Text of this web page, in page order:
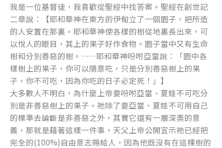
我是一位基督徒，我喜歡從聖經中找答案。聖經在創世記
二章說：【耶和華神在東方的伊甸立了一個園子，把所造
的人安置在那裏。耶和華神使各樣的樹從地裏長出來，可
以悅人的眼目，其上的果子好作食物。園子當中又有生命
樹和分別善惡的樹。……耶和華神吩咐亞當說：「園中各
樣樹上的果子，你可以隨意吃，只是分別善惡樹上的果
子，你不可吃，因為你吃的日子必定死！」】
大多數人不明白，為什麼上帝要吩咐亞當、夏娃不可吃分
別是非善惡樹上的果子。祂除了要亞當、夏娃不可用自己
的標準去論斷是非善惡之外，其實它還有一層深奧的意
義，那就是藉著這樣一件事，天父上帝公開宣示祂已經把
完全的(100%)自由意志賜給人，因為他既沒有在這棵樹的